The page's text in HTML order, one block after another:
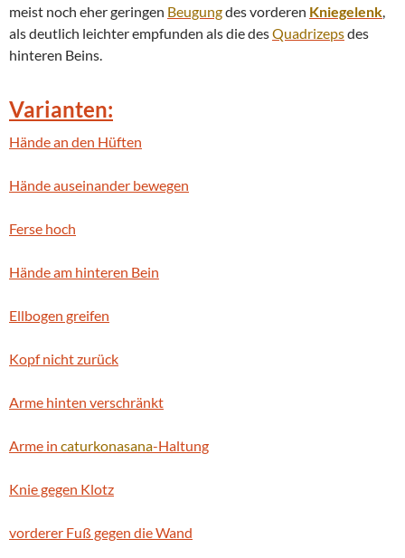
meist noch eher geringen Beugungdes vorderen Kniegelenk,
als deutlich leichter empfunden als die desQuadrizepsdes
hinteren Beins.
Varianten:
Hände an den Hüften
Hände auseinander bewegen
Ferse hoch
Hände am hinteren Bein
Ellbogen greifen
Kopf nicht zurück
Arme hinten verschränkt
Arme in caturkonasana-Haltung
Knie gegen Klotz
vorderer Fuß gegen die Wand